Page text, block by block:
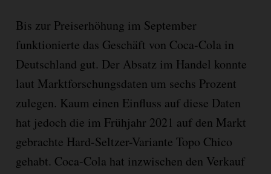
Bis zur Preiserhöhung im September
funktionierte das Geschäft von Coca-Cola in
Deutschland gut. Der Absatz im Handel konnte
laut Marktforschungsdaten um sechs Prozent
zulegen. Kaum einen Einfluss auf diese Daten
hat jedoch die im Frühjahr 2021 auf den Markt
gebrachte Hard-Seltzer-Variante Topo Chico
gehabt. Coca-Cola hat inzwischen den Verkauf